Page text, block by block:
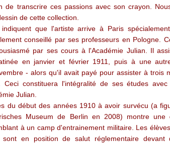
transcrire ces passions avec son crayon.
de cette collection.
que l'artiste arrive à Paris
conseillé par ses professeurs en Pologne.
par ses cours à l'Académie Julian. Il
en janvier et février 1911, puis à une
- alors qu'il avait payé pour assister à trois
constituera l'intégralité de ses études avec
Julian.
du début des années 1910 à avoir survécu (a
Museum de Berlin en 2008) montre une
à un camp d'entrainement militaire. Les
sont en position de salut réglementaire devant